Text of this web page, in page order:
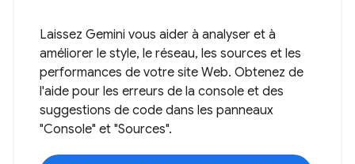
Laissez Gemini vous aider à analyser et à
améliorer le style, le réseau, les sources et les
performances de votre site Web. Obtenez de
l'aide pour les erreurs de la console et des
suggestions de code dans les panneaux
"Console" et "Sources".